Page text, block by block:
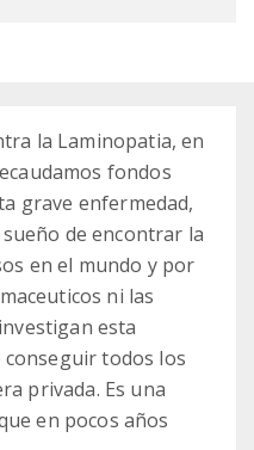
la Laminopatia, en
fondos
grave enfermedad,
de encontrar la
en el mundo y por
ni las
esta
todos los
privada. Es una
en pocos años